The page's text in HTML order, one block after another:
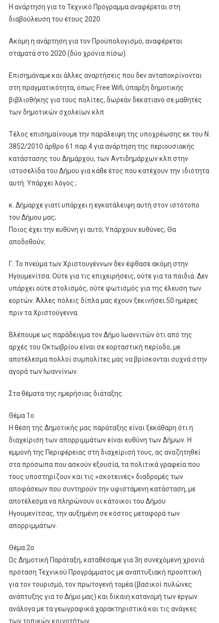
Η ανάρτηση για το Τεχνικό Πρόγραμμα αναφέρεται στη
διαβούλευση του έτους 2020.
Ακόμη η ανάρτηση για τον Προϋπολογισμό, αναφέρεται
σταματά στο 2020 (δύο χρόνια πίσω)
Επισημάναμε και άλλες αναρτήσεις που δεν ανταποκρίνονται
στη πραγματικότητα, όπως Free Wifi, ύπαρξη δημοτικής
βιβλιοθήκης για τους πολίτες, δωρεάν δεκατιανό σε μαθητές
των δημοτικών σχολείων κλπ
Τέλος επισημαίνουμε την παράλειψη της υποχρέωσης εκ του Ν.
3852/2010 άρθρο 61.παρ.4 για ανάρτηση της περιουσιακής
κατάστασης του Δημάρχου, των Αντιδημάρχων κλπ στην
ιστοσελίδα του Δήμου για κάθε έτος που κατέχουν την ιδιότητα
αυτή. Υπάρχει λόγος ;
κ. Δήμαρχε γιατί υπάρχει η εγκατάλειψη αυτή στον ιστότοπο
του Δήμου μας;
Ποιος έχει την ευθύνη γι αυτό; Υπάρχουν ευθύνες; Θα
αποδοθούν;
Γ. Το πνεύμα των Χριστουγέννων δεν έφθασε ακόμη στην
Ηγουμενίτσα. Ούτε για τις επιχειρήσεις, ούτε για τα παιδιά. Δεν
υπάρχει ούτε στολισμός, ούτε φωτισμός για της έλευση των
εορτών. Άλλες πόλεις δίπλα μας έχουν ξεκινήσει 50 ημέρες
πριν τα Χριστούγεννα.
Βλέπουμε ως παράδειγμα τον Δήμο Ιωαννιτών ότι από της
αρχές του Οκτωβρίου είναι σε εορταστική περίοδο, με
αποτέλεσμα πολλοί συμπολίτες μας να βρίσκονται συχνά στην
αγορά των Ιωαννίνων.
Στα θέματα της ημερήσιας διάταξης.
Θέμα 1ο
Η θέση της Δημοτικής μας παράταξης είναι ξεκάθαρη ότι η
διαχείριση των απορριμμάτων είναι ευθύνη των Δήμων. Η
εμμονή της Περιφέρειας στη διαχείρισή τους, ας αναζητηθεί
στα πρόσωπα που ασκούν εξουσία, τα πολιτικά γραφεία που
τους υποστηρίζουν και τις «σκοτεινές» διαδρομές των
αποφάσεων που συντηρούν την υφιστάμενη κατάσταση, με
αποτέλεσμα να πληρώνουν οι κάτοικοι του Δήμου
Ηγουμενίτσας, την αυξημένη σε κόστος μεταφορά των
απορριμμάτων.
Θέμα 2ο
Ως Δημοτική Παράταξη, καταθέσαμε για 3η συνεχόμενη χρονιά
πρόταση Τεχνικού Προγράμματος με αναπτυξιακή προοπτική
για τον τουρισμό, τον πρωτογενή τομέα (βασικοί πυλώνες
ανάπτυξης για το Δήμο μας) και δίκαιη κατανομή των έργων
ανάλογα με τα γεωγραφικά χαρακτηριστικά και τις ανάγκες
των τοπικών κοινοτήτων